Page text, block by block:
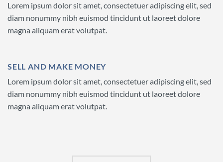
Lorem ipsum dolor sit amet, consectetuer adipiscing elit, sed
diam nonummy nibh euismod tincidunt ut laoreet dolore
magna aliquam erat volutpat.
SELL AND MAKE MONEY
Lorem ipsum dolor sit amet, consectetuer adipiscing elit, sed
diam nonummy nibh euismod tincidunt ut laoreet dolore
magna aliquam erat volutpat.